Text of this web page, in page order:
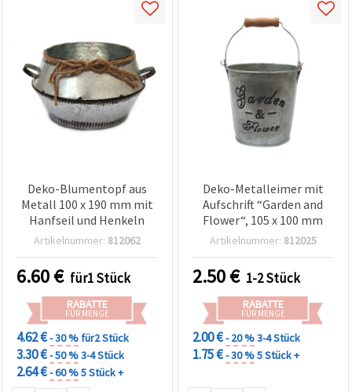
Deko-Blumentopf aus
Metall 100 x 190 mm mit
Hanfseil und Henkeln
Artikelnummer: 812062
6.60€ für1 Stück
RABATTE
FÜR MENGE
4.62 €- 30 %für2 Stück
3.30 €- 50 %3-4 Stück
2.64 €- 60 %5 Stück +
Deko-Metalleimer mit
Aufschrift “Garden and
Flower“, 105 x 100 mm
Artikelnummer: 812025
2.50€ 1-2 Stück
RABATTE
FÜR MENGE
2.00 €- 20 %3-4 Stück
1.75 €- 30 %5 Stück +